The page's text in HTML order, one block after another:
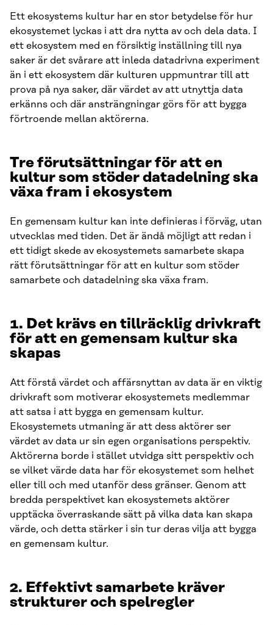
Ett ekosystems kultur har en stor betydelse för hur
ekosystemet lyckas i att dra nytta av och dela data. I
ett ekosystem med en försiktig inställning till nya
saker är det svårare att inleda datadrivna experiment
än i ett ekosystem där kulturen uppmuntrar till att
prova på nya saker, där värdet av att utnyttja data
erkänns och där ansträngningar görs för att bygga
förtroende mellan aktörerna.
Tre förutsättningar för att en
kultur som stöder datadelning ska
växa fram i ekosystem
En gemensam kultur kan inte definieras i förväg, utan
utvecklas med tiden. Det är ändå möjligt att redan i
ett tidigt skede av ekosystemets samarbete skapa
rätt förutsättningar för att en kultur som stöder
samarbete och datadelning ska växa fram.
1. Det krävs en tillräcklig drivkraft
för att en gemensam kultur ska
skapas
Att förstå värdet och affärsnyttan av data är en viktig
drivkraft som motiverar ekosystemets medlemmar
att satsa i att bygga en gemensam kultur.
Ekosystemets utmaning är att dess aktörer ser
värdet av data ur sin egen organisations perspektiv.
Aktörerna borde i stället utvidga sitt perspektiv och
se vilket värde data har för ekosystemet som helhet
eller till och med utanför dess gränser. Genom att
bredda perspektivet kan ekosystemets aktörer
upptäcka överraskande sätt på vilka data kan skapa
värde, och detta stärker i sin tur deras vilja att bygga
en gemensam kultur.
2. Effektivt samarbete kräver
strukturer och spelregler